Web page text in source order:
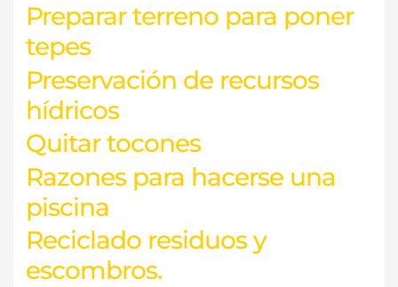
Preparar terreno para poner
tepes
Preservación de recursos
hídricos
Quitar tocones
Razones para hacerse una
piscina
Reciclado residuos y
escombros.